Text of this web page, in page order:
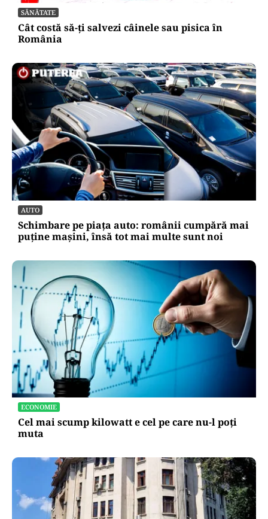
SĂNĂTATE
Cât costă să-ți salvezi câinele sau pisica în
România
AUTO
Schimbare pe piața auto: românii cumpără mai
puține mașini, însă tot mai multe sunt noi
ECONOMIE
Cel mai scump kilowatt e cel pe care nu-l poți
muta